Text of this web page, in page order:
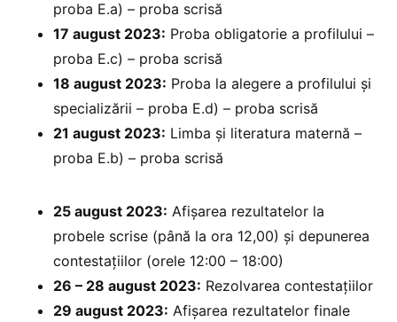
proba E.a) – proba scrisă
17 august 2023: Proba obligatorie a profilului –
proba E.c) – proba scrisă
18 august 2023: Proba la alegere a profilului și
specializării – proba E.d) – proba scrisă
21 august 2023: Limba și literatura maternă –
proba E.b) – proba scrisă
25 august 2023: Afișarea rezultatelor la
probele scrise (până la ora 12,00) și depunerea
contestațiilor (orele 12:00 – 18:00)
26 – 28 august 2023: Rezolvarea contestațiilor
29 august 2023: Afișarea rezultatelor finale